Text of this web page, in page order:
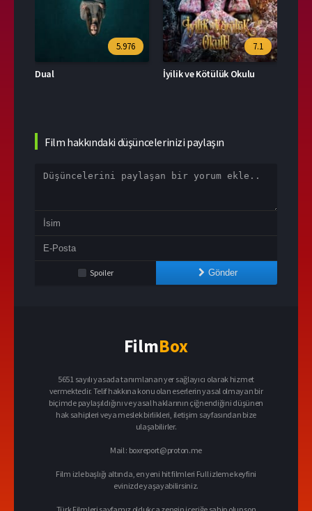
5.976
Dual
7.1
İyilik ve Kötülük Okulu
Film hakkındaki düşüncelerinizi paylaşın
Spoiler Gönder
FilmBox
5651 sayılı yasada tanımlanan yer sağlayıcı olarak hizmet
vermektedir. Telif hakkına konu olan eserlerin yasal olmayan bir
biçimde paylaşıldığını ve yasal haklarının çiğnendiğini düşünen
hak sahipleri veya meslek birlikleri, iletişim sayfasından bize
ulaşabilirler.
Mail : boxreport@proton.me
Film izle başlığı altında, en yeni hit filmleri Full izleme keyfini
evinizde yaşayabilirsiniz.